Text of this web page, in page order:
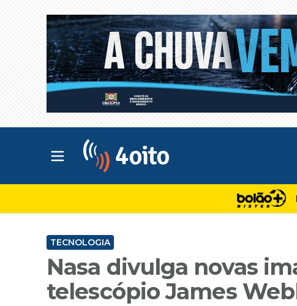
Abrir menu principal
TECNOLOGIA
Nasa divulga novas
telescópio James